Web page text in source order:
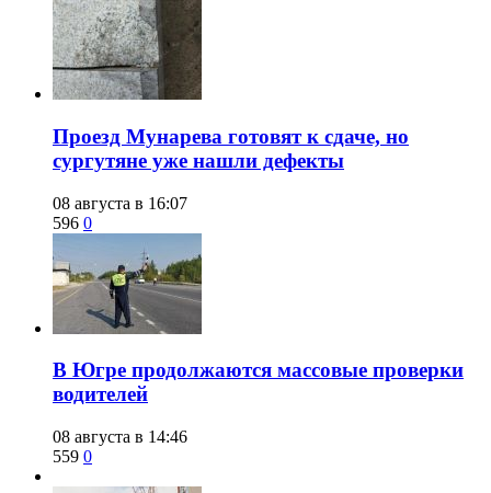
​Проезд Мунарева готовят к сдаче, но
сургутяне уже нашли дефекты
08 августа в 16:07
596 0
​В Югре продолжаются массовые проверки
водителей
08 августа в 14:46
559 0